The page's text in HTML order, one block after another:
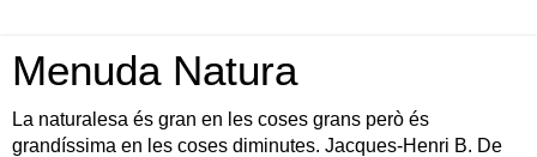
Menuda Natura
La naturalesa és gran en les coses grans però és
grandíssima en les coses diminutes. Jacques-Henri B. De